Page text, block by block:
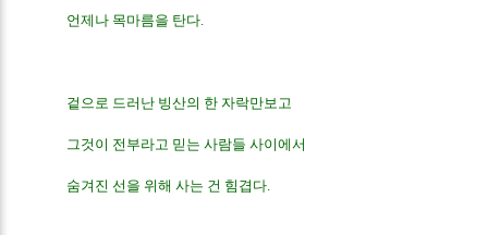
언제나 목마름을 탄다.
겉으로 드러난 빙산의 한 자락만보고
그것이 전부라고 믿는 사람들 사이에서
숨겨진 선을 위해 사는 건 힘겹다.